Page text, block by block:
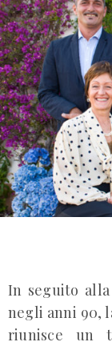
In seguito alla
negli anni 90,
riunisce un